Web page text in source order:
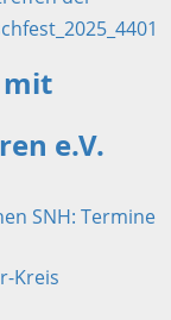
mit
e.V.
SNH: Termine